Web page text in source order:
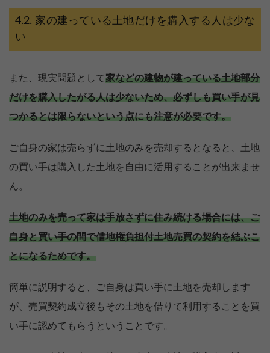
家の建っている土地だけを購入する人は少な
い
また、現実問題として家などの建物が建っている土地部分
だけを購入したがる人は少ないため、必ずしも買い手が見
つかるとは限らないという点にも注意が必要です。
ご自身の家は売らずに土地のみを売却するとなると、土地
の買い手は購入した土地を自由に活用することが出来ませ
ん。
土地のみを売って家は手放さずに住み続ける場合には、ご
自身と買い手の間で借地権負担付土地売買の契約を結ぶこ
とになるためです。
簡単に説明すると、ご自身は買い手に土地を売却します
が、売買契約成立後もその土地を借りて利用することを買
い手に認めてもらうということです。